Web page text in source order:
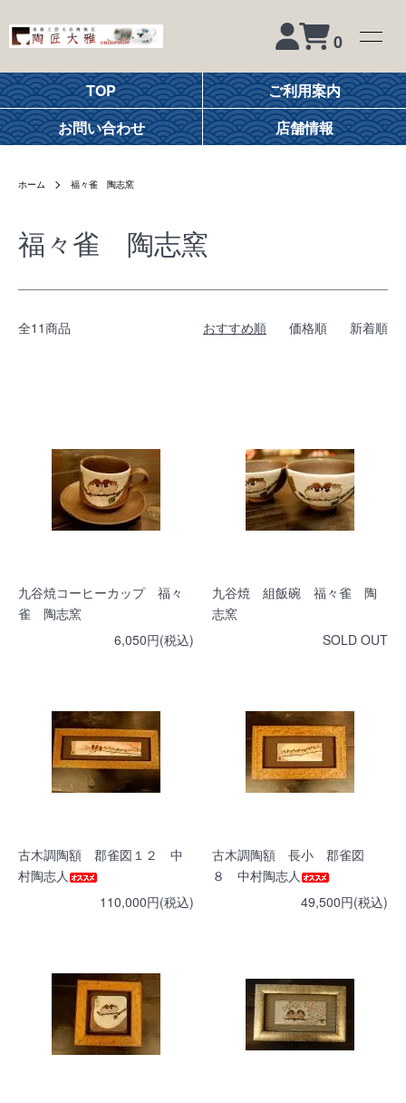
0
TOP
ご利用案内
お問い合わせ
店舗情報
ホーム 福々雀 陶志窯
福々雀 陶志窯
全11商品 おすすめ順 価格順 新着順
九谷焼コーヒーカップ 福々
雀 陶志窯
6,050円(税込)
九谷焼 組飯碗 福々雀 陶
志窯
SOLD OUT
古木調陶額 郡雀図１２ 中
村陶志人
110,000円(税込)
古木調陶額 長小 郡雀図
８ 中村陶志人
49,500円(税込)